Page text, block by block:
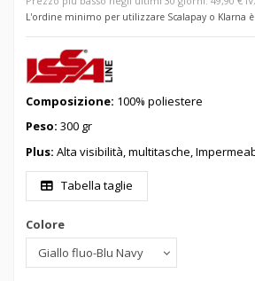
L'ordine minimo per utilizzare Scalapay o Klarna
Composizione: 100% poliestere
Peso: 300 gr
Plus: Alta visibilità, multitasche,
Tabella taglie
Colore